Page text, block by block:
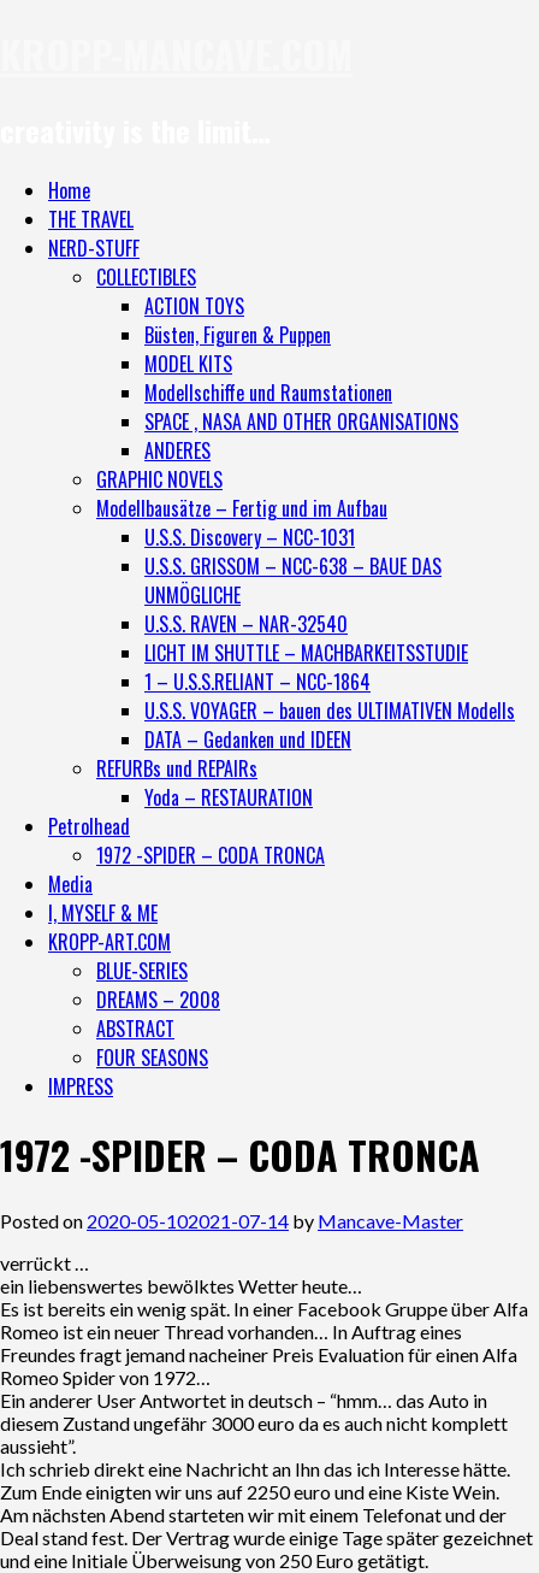
Home
THE TRAVEL
NERD-STUFF
COLLECTIBLES
ACTION TOYS
Büsten, Figuren & Puppen
MODEL KITS
Modellschiffe und Raumstationen
SPACE , NASA AND OTHER ORGANISATIONS
ANDERES
GRAPHIC NOVELS
Modellbausätze – Fertig und im Aufbau
U.S.S. Discovery – NCC-1031
U.S.S. GRISSOM – NCC-638 – BAUE DAS
UNMÖGLICHE
U.S.S. RAVEN – NAR-32540
LICHT IM SHUTTLE – MACHBARKEITSSTUDIE
1 – U.S.S.RELIANT – NCC-1864
U.S.S. VOYAGER – bauen des ULTIMATIVEN Modells
DATA – Gedanken und IDEEN
REFURBs und REPAIRs
Yoda – RESTAURATION
Petrolhead
1972 -SPIDER – CODA TRONCA
Media
I, MYSELF & ME
KROPP-ART.COM
BLUE-SERIES
DREAMS – 2008
ABSTRACT
FOUR SEASONS
IMPRESS
1972 -SPIDER – CODA TRONCA
Posted on 2020-05-102021-07-14 by Mancave-Master
verrückt …
ein liebenswertes bewölktes Wetter heute…
Es ist bereits ein wenig spät. In einer Facebook Gruppe über Alfa
Romeo ist ein neuer Thread vorhanden… In Auftrag eines
Freundes fragt jemand nacheiner Preis Evaluation für einen Alfa
Romeo Spider von 1972…
Ein anderer User Antwortet in deutsch – “hmm… das Auto in
diesem Zustand ungefähr 3000 euro da es auch nicht komplett
aussieht”.
Ich schrieb direkt eine Nachricht an Ihn das ich Interesse hätte.
Zum Ende einigten wir uns auf 2250 euro und eine Kiste Wein.
Am nächsten Abend starteten wir mit einem Telefonat und der
Deal stand fest. Der Vertrag wurde einige Tage später gezeichnet
und eine Initiale Überweisung von 250 Euro getätigt.